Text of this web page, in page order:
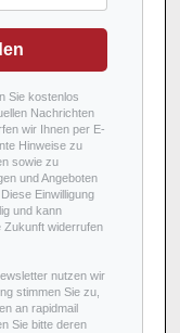
Sie kostenlos
Nachrichten
wir Ihnen per E-
Hinweise zu
sowie zu
und Angeboten
Einwilligung
und kann
Zukunft widerrufen
nutzen wir
stimmen Sie zu,
an rapidmail
Sie bitte deren